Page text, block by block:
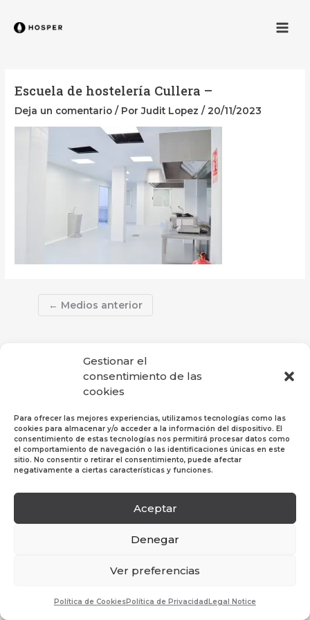
Gestionar el
consentimiento de las
cookies
Para ofrecer las mejores experiencias, utilizamos tecnologías como las
cookies para almacenar y/o acceder a la información del dispositivo. El
consentimiento de estas tecnologías nos permitirá procesar datos como
el comportamiento de navegación o las identificaciones únicas en este
sitio. No consentir o retirar el consentimiento, puede afectar
negativamente a ciertas características y funciones.
Aceptar
Denegar
Ver preferencias
Política de CookiesPolítica de PrivacidadLegal Notice
Escuela de hostelería Cullera –
Deja un comentario / PorJudit Lopez/20/11/2023
← Medios anterior
Política de Privacidad|Política de Cookies
Legal
reservados.